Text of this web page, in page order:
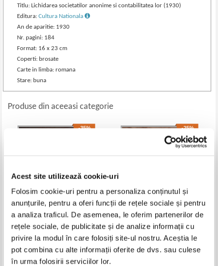
Acest site utilizează cookie-uri
Folosim cookie-uri pentru a personaliza conținutul și
anunțurile, pentru a oferi funcții de rețele sociale și pentru
a analiza traficul. De asemenea, le oferim partenerilor de
rețele sociale, de publicitate și de analize informații cu
privire la modul în care folosiți site-ul nostru. Aceștia le
pot combina cu alte informații oferite de dvs. sau culese
în urma folosirii serviciilor lor.
Titlu: Lichidarea societatilor anonime si contabilitatea lor (1930)
Editura:Cultura Nationala
An de aparitie: 1930
Nr. pagini: 184
Format: 16 x 23 cm
Coperti: brosate
Carte in limba: romana
Stare: buna
Produse din aceeasi categorie
-35%
Constantin Graur - Cu privire la
Franz Ferdinand (1935)
Pret:53,00Lei 34,45 Lei
Adaugă în coș
-25%
Mihai Tican Rumano - Monstrul
apelor (1930)
Pret:55,00Lei 41,25 Lei